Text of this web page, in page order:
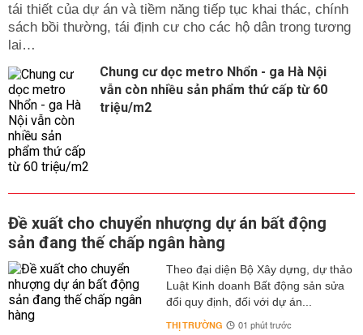
tái thiết của dự án và tiềm năng tiếp tục khai thác, chính
sách bồi thường, tái định cư cho các hộ dân trong tương
lai…
Chung cư dọc metro Nhổn - ga Hà Nội
vẫn còn nhiều sản phẩm thứ cấp từ 60
triệu/m2
Đề xuất cho chuyển nhượng dự án bất động
sản đang thế chấp ngân hàng
Theo đại diện Bộ Xây dựng, dự thảo
Luật Kinh doanh Bất động sản sửa
đổi quy định, đối với dự án...
THỊ TRƯỜNG 01 phút trước